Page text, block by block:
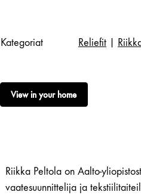
Kategoriat Reliefit
View in your home
Riikka Peltola on Aalto-
vaatesuunnittelija ja